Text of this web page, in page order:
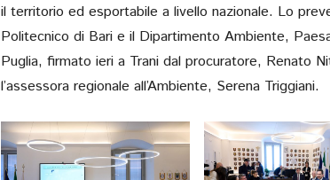
il territorio ed esportabile a livello nazionale. Lo
Politecnico di Bari e il Dipartimento Ambiente,
Puglia, firmato ieri a Trani dal procuratore, Renato
l’assessora regionale all’Ambiente, Serena Triggiani.